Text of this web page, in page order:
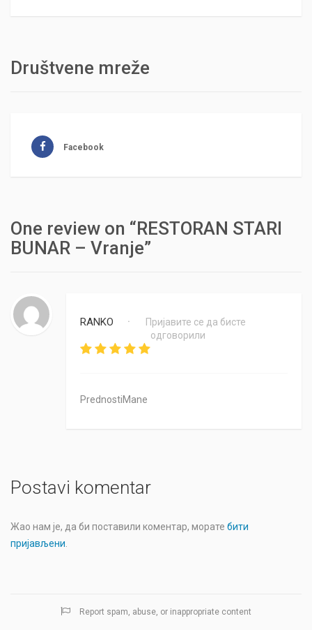
Društvene mreže
Facebook
One review on “RESTORAN STARI
BUNAR – Vranje”
RANKO •
Пријавите се да бисте
одговорили
PrednostiMane
Postavi komentar
Жао нам је, да би поставили коментар, морате бити
пријављени
Report spam, abuse, or inappropriate content